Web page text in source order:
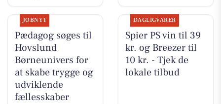
JOBNYT
Pædagog søges til
Hovslund
Børneunivers for
at skabe trygge og
udviklende
fællesskaber
DAGLIGVARER
Spier PS vin til 39
kr. og Breezer til
10 kr. - Tjek de
lokale tilbud